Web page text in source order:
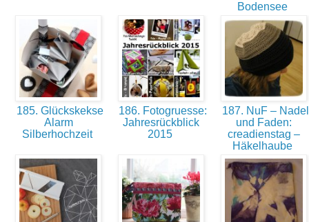
Bodensee
185. Glückskekse
Alarm
Silberhochzeit
186. Fotogruesse:
Jahresrückblick
2015
187. NuF – Nadel
und Faden:
creadienstag –
Häkelhaube